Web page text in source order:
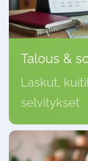
Talous &
Laskut,
selvitykset